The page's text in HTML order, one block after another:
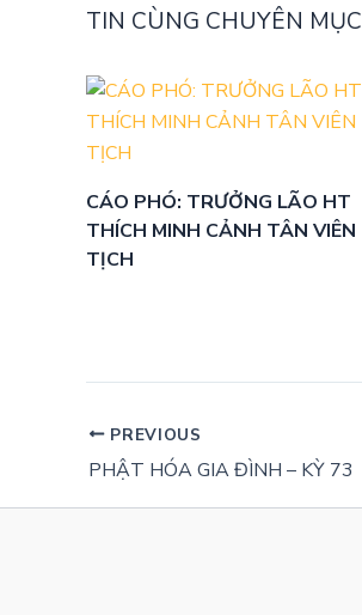
TIN CÙNG CHUYÊN MỤC
CÁO PHÓ: TRƯỞNG LÃO HT
THÍCH MINH CẢNH TÂN VIÊN
TỊCH
PREVIOUS
PHẬT HÓA GIA ĐÌNH – KỲ 73